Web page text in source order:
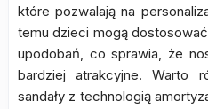
które pozwalają na
temu dzieci mogą
upodobań, co sprawia, że
bardziej atrakcyjne. Warto
sandały z technologią